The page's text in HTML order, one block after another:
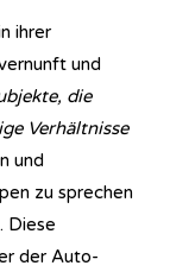
ihrer
und
die
Verhältnisse
und
zu sprechen
Diese
der Auto-